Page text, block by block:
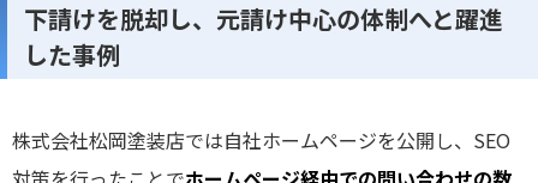
下請けを脱却し、元請け中心の体制へと躍進
した事例
株式会社松岡塗装店では自社ホームページを公開し、SEO